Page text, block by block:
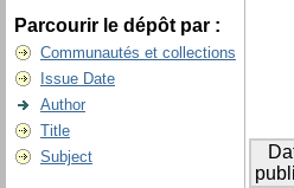
Parcourir le dépôt par :
Communautés et collections
Issue Date
Author
Title
Subject